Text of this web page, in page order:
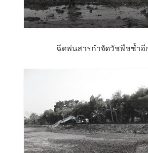
ฉีดพ่นสารกำจัดวัชพืชซ้ำอี